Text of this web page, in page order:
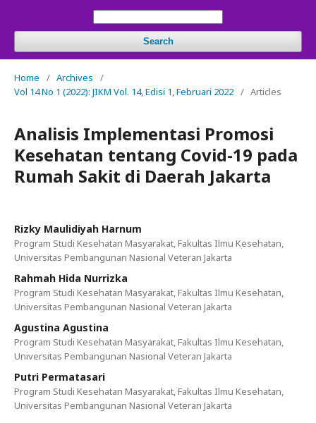
Search
Home / Archives
/
Vol 14 No 1 (2022): JIKM Vol. 14, Edisi 1, Februari 2022 / Articles
Analisis Implementasi Promosi
Kesehatan tentang Covid-19 pada
Rumah Sakit di Daerah Jakarta
Rizky Maulidiyah Harnum
Program Studi Kesehatan Masyarakat, Fakultas Ilmu Kesehatan,
Universitas Pembangunan Nasional Veteran Jakarta
Rahmah Hida Nurrizka
Program Studi Kesehatan Masyarakat, Fakultas Ilmu Kesehatan,
Universitas Pembangunan Nasional Veteran Jakarta
Agustina Agustina
Program Studi Kesehatan Masyarakat, Fakultas Ilmu Kesehatan,
Universitas Pembangunan Nasional Veteran Jakarta
Putri Permatasari
Program Studi Kesehatan Masyarakat, Fakultas Ilmu Kesehatan,
Universitas Pembangunan Nasional Veteran Jakarta